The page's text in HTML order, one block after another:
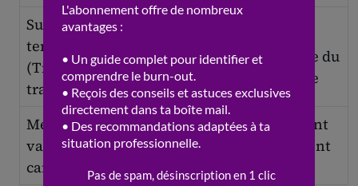
Suivi du
temps
(Time-
tracking)
l’activité
réelle
conscience du
surmenage
Mesure de
variabilité
cardiaque
Indicateur de
stress
physiologique
Alerte avant
l’épuisement
physique